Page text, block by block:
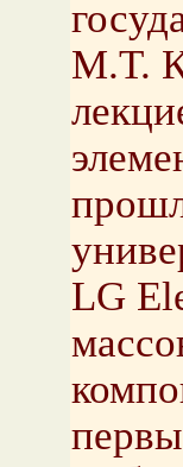
М.Т.
LG